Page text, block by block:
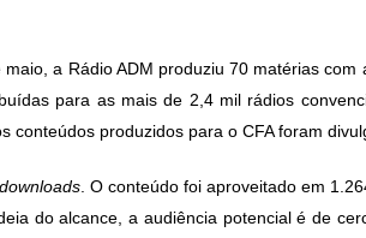
a Rádio ADM produziu 70 matérias
para as mais de 2,4 mil rádios
conteúdos produzidos para o CFA foram
downloads. O conteúdo foi aproveitado em
do alcance, a audiência potencial é de